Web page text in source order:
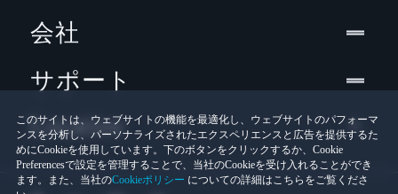
このサイトは、ウェブサイトの機能を最適化し、ウェブサイトのパフォーマ
ンスを分析し、パーソナライズされたエクスペリエンスと広告を提供するた
めにCookieを使用しています。下のボタンをクリックするか、Cookie
Preferencesで設定を管理することで、当社のCookieを受け入れることができ
ます。また、当社のCookieポリシー についての詳細はこちらをご覧くださ
会社
サポート
Location